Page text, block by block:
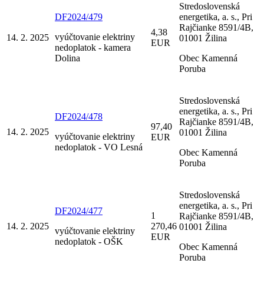
14. 2. 2025
DF2024/479
vyúčtovanie elektriny
nedoplatok - kamera
Dolina
4,38
EUR
Stredoslovenská
energetika, a. s., Pri
Rajčianke 8591/4B,
01001 Žilina
Obec Kamenná
Poruba
14. 2. 2025
DF2024/478
vyúčtovanie elektriny
nedoplatok - VO Lesná
97,40
EUR
Stredoslovenská
energetika, a. s., Pri
Rajčianke 8591/4B,
01001 Žilina
Obec Kamenná
Poruba
14. 2. 2025
DF2024/477
vyúčtovanie elektriny
nedoplatok - OŠK
1
270,46
EUR
Stredoslovenská
energetika, a. s., Pri
Rajčianke 8591/4B,
01001 Žilina
Obec Kamenná
Poruba